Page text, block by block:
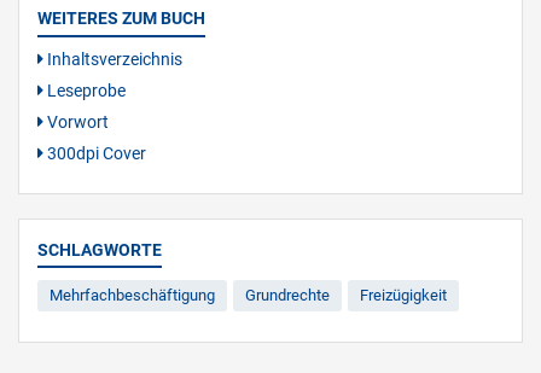
WEITERES ZUM BUCH
Inhaltsverzeichnis
Leseprobe
Vorwort
300dpi Cover
SCHLAGWORTE
Mehrfachbeschäftigung Grundrechte Freizügigkeit